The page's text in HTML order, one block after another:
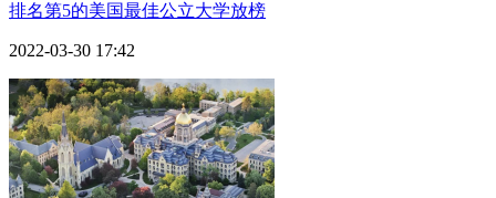
排名第5的美国最佳公立大学放榜
2022-03-30 17:42